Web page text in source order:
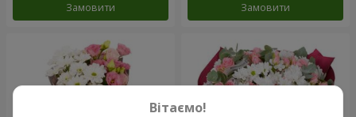
Замовити Замовити
Вітаємо!